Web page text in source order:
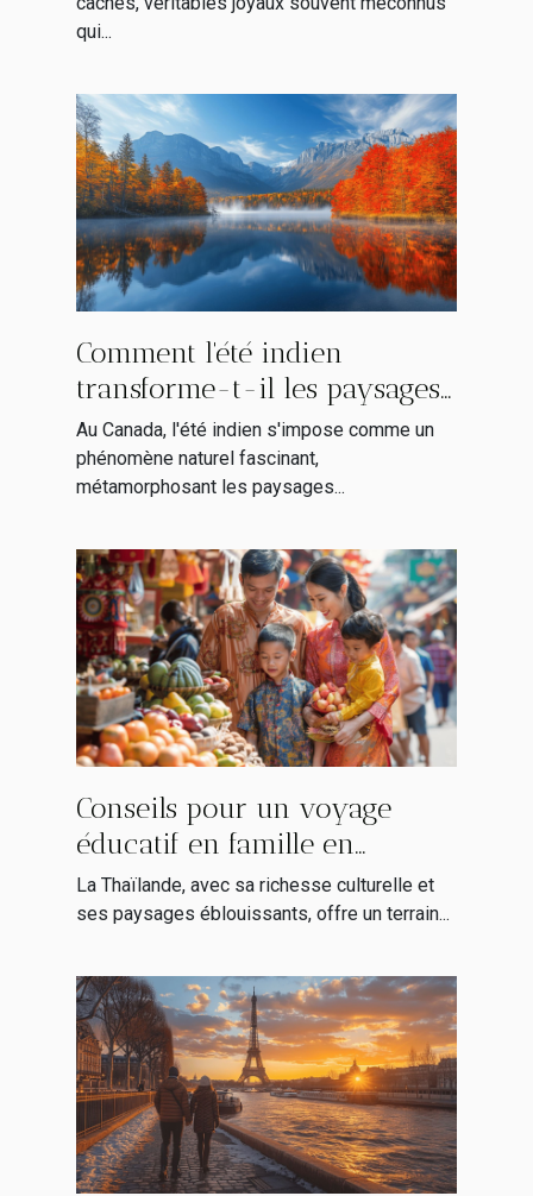
qui...
Comment l'été indien
transforme-t-il les paysages
canadiens ?
Au Canada, l'été indien s'impose comme un
phénomène naturel fascinant,
métamorphosant les paysages...
Conseils pour un voyage
éducatif en famille en
Thaïlande
La Thaïlande, avec sa richesse culturelle et
ses paysages éblouissants, offre un terrain...